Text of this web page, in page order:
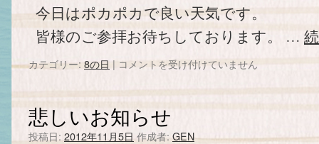
今日はポカポカで良い天気です。
皆様のご参拝お待ちしております。 …
カテゴリー: 8の日 | ８
で
す。
は
コメントを受け付けていません
悲しいお知らせ
投稿日: 2012年11月5日 作成者: GEN